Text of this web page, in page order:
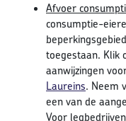
Afvoer
consumptie-
toegestaan. Klik
aanwijzingen
Laureins. Neem
een van de
Voor